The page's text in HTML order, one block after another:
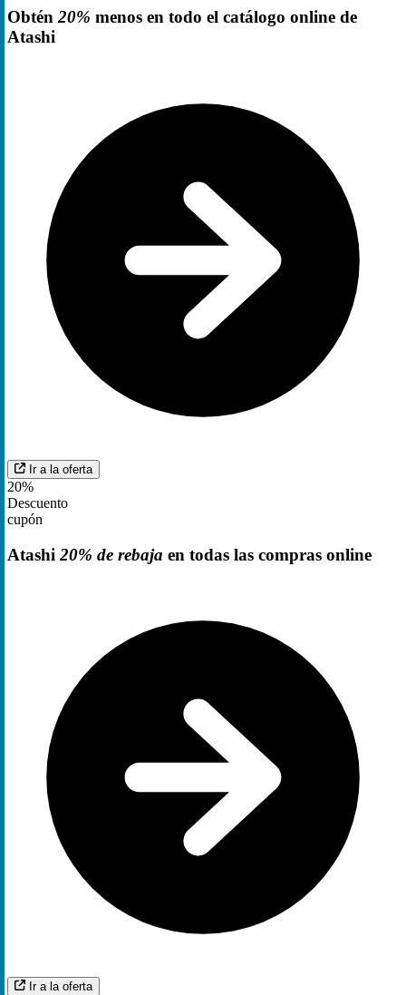
Obtén 20% menos en todo el catálogo online de
Atashi
Ir a la oferta
20%
Descuento
cupón
Atashi 20% de rebaja en todas las compras online
Ir a la oferta